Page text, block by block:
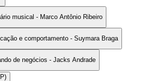
musical - Marco Antônio Ribeiro
e comportamento - Suymara Braga
de negócios - Jacks Andrade